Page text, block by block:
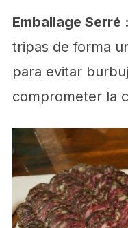
Emballage Serré :
tripas de forma
para evitar
comprometer la